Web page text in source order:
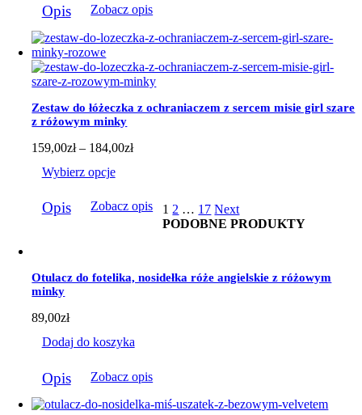
do
produkt
ma
wiele
wariantów.
Opcje
można
wybrać
na
stronie
produktu
Opis Zobacz opis
Zestaw do łóżeczka z ochraniaczem z sercem misie girl szare
z różowym minky
159,00zł – 184,00złZakres
do
184,00zł
Wybierz opcje
produkt
można
wybrać
na
stronie
produktu
Opis Zobacz opis 1 2 … 17 Next
PODOBNE PRODUKTY
Otulacz do fotelika, nosidełka róże angielskie z różowym
minky
89,00zł
Dodaj do koszyka
Opis Zobacz opis